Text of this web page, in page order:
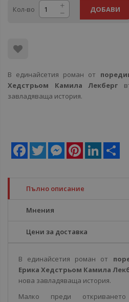
Кол-во ДОБАВИ
В единайсетия роман от
Хедстрьом Камила Лекберг
завладяваща история.
Facebook
Twitter MessengerPinterestLinkedIn
Пълно описание
Мнения
Цени за доставка
В единайсетия роман от
Ерика Хедстрьом Камила
нова завладяваща история.
Малко преди